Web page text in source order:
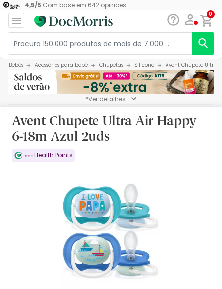
4,5/5 Com base em 642opiniões
0
Bebés Acessórios para bebé Chupetas Silicone Avent Chupete Ultra
*Ver detalhes
Avent Chupete Ultra Air Happy
6-18m Azul 2uds
Health Points